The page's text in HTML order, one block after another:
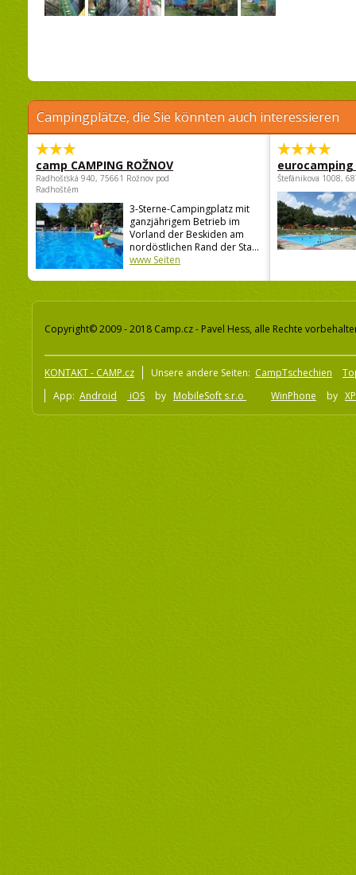
Campingplätze, die Sie könnten auch interessieren
camp CAMPING ROŽNOV
Radhošťská 940, 75661 Rožnov pod
Radhoštěm
3-Sterne-Campingplatz mit
ganzjährigem Betrieb im
Vorland der Beskiden am
nordöstlichen Rand der Sta...
www Seiten
Štefánikova 1008,
Copyright© 2009 - 2018 Camp.cz - Pavel Hess, alle Rechte
KONTAKT - CAMP.cz Unsere andere Seiten: CampTschechien
App: Android iOS by MobileSoft s.r.o WinPhone by